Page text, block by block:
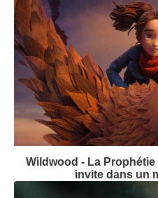
Wildwood - La
invite dans un